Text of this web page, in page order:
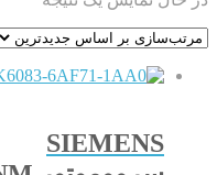
SIEMENS